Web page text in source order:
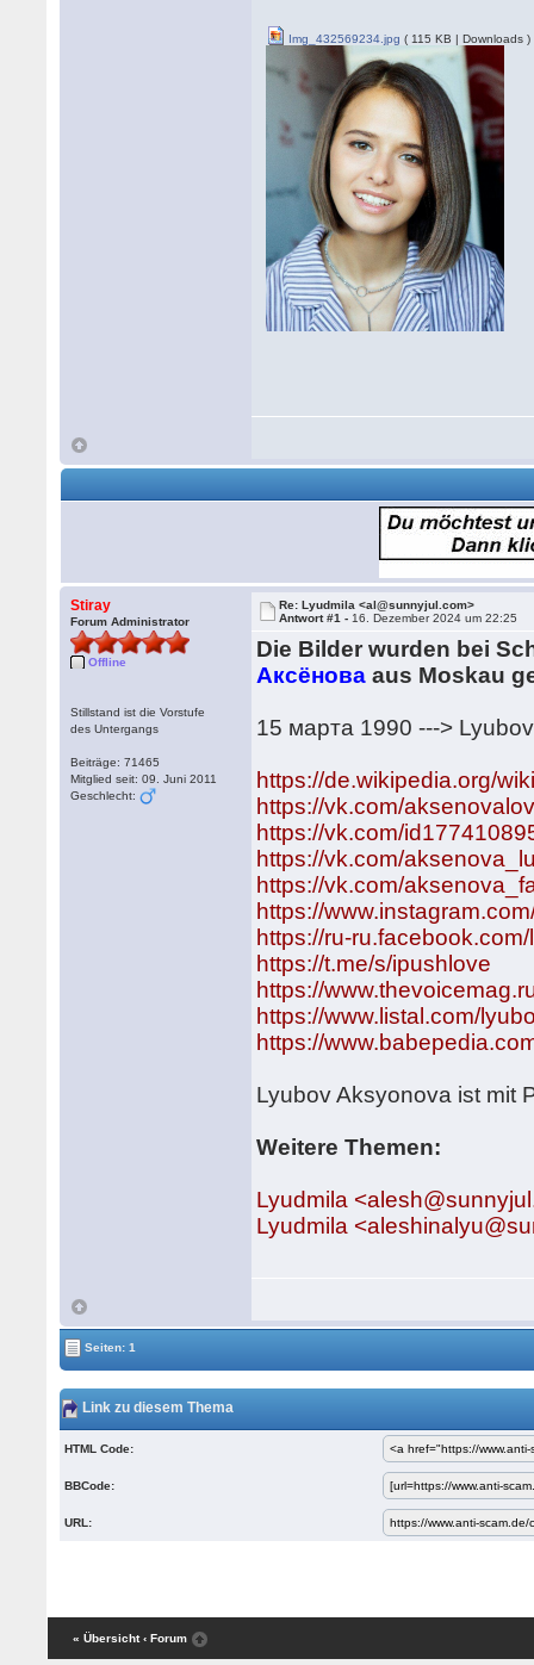
Img_432569234.jpg ( 115 KB | Downloads )
Stiray
Forum Administrator
Offline
Stillstand ist die Vorstufe
des Untergangs
Beiträge: 71465
Mitglied seit: 09. Juni 2011
Geschlecht:
Re: Lyudmila <al@sunnyjul.com>
Antwort #1 - 16. Dezember 2024 um 22:25
Die Bilder wurden bei
Аксёнова aus Moskau
15 марта 1990 --->
https://de.wikipedia.org/
https://vk.com/
https://vk.com/
https://vk.com/
https://vk.com/
https://
https://ru-
https://t.me/s/ipushlove
https://
https://www.listal.com/
https://
Lyubov Aksyonova ist mit
Weitere Themen:
Lyudmila
Lyudmila
Seiten: 1
Link zu diesem Thema
HTML Code:
BBCode:
URL:
« Übersicht ‹ Forum